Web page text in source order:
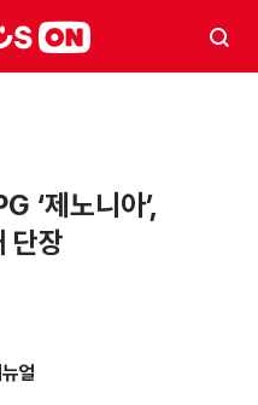
‘제노니아’,
단장
얼